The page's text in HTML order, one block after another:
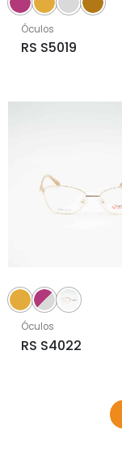
Óculos
RS S5019
Óculos
RS S4022